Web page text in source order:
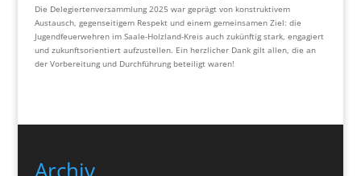
Die Delegiertenversammlung 2025 war geprägt von konstruktivem
Austausch, gegenseitigem Respekt und einem gemeinsamen Ziel: die
Jugendfeuerwehren im Saale-Holzland-Kreis auch zukünftig stark, engagiert
und zukunftsorientiert aufzustellen. Ein herzlicher Dank gilt allen, die an
der Vorbereitung und Durchführung beteiligt waren!